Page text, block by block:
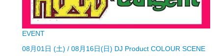
EVENT
08月01日 (土) / 08月16日(日) DJ Product COLOUR SCENE